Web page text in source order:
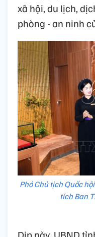
xã hội, du lịch,
phòng - an ninh
Phó Chủ tịch Quốc
tích Ban
Dịp này, UBND